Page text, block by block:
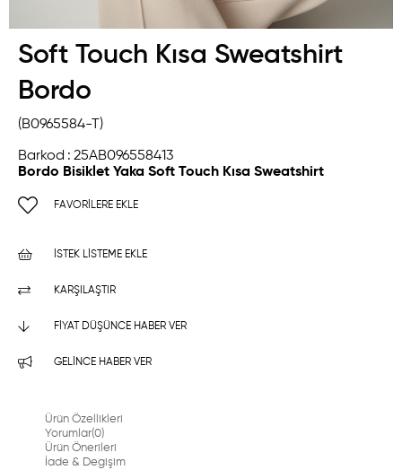
Soft Touch Kısa Sweatshirt
Bordo
(B0965584-T)
Barkod : 25AB096558413
Bordo Bisiklet Yaka Soft Touch Kısa Sweatshirt
FAVORILERE EKLE
İSTEK LISTEME EKLE
KARŞILAŞTIR
FIYAT DÜŞÜNCE HABER VER
GELINCE HABER VER
Ürün Özellikleri
Yorumlar(0)
Ürün Önerileri
İade & Degişim